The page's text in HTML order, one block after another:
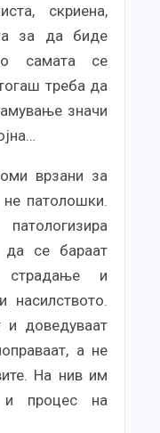
скриена,
за да биде
самата се
треба да
значи
врзани за
патолошки.
да се бараат
страдање и
и доведуваат
а не
На нив им
и процес на